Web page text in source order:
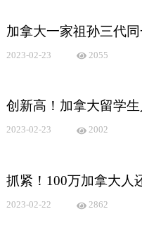
加拿大一家祖孙三代
2023-02-23 2055
创新高！加拿大留学
2023-02-23 2002
抓紧！100万加拿大人
2023-02-22 2862